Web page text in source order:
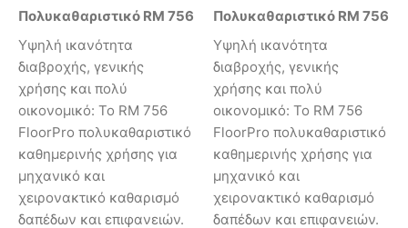
Πολυκαθαριστικό RM 756
Υψηλή ικανότητα
διαβροχής, γενικής
χρήσης και πολύ
οικονομικό: Το RM 756
FloorPro πολυκαθαριστικό
καθημερινής χρήσης για
μηχανικό και
χειρονακτικό καθαρισμό
δαπέδων και επιφανειών.
Πολυκαθαριστικό RM 756
Υψηλή ικανότητα
διαβροχής, γενικής
χρήσης και πολύ
οικονομικό: Το RM 756
FloorPro πολυκαθαριστικό
καθημερινής χρήσης για
μηχανικό και
χειρονακτικό καθαρισμό
δαπέδων και επιφανειών.